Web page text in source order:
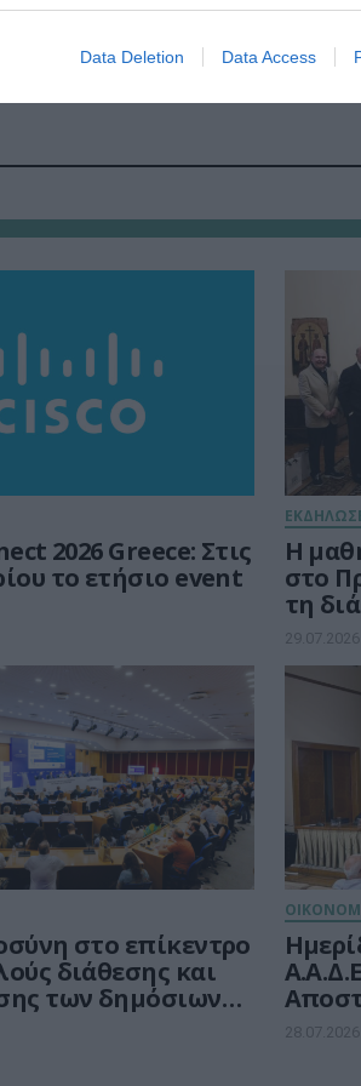
Data Deletion Data Access
2026 Greece: Στις
το ετήσιο event
Η
στο
τη
29.07.2026
στο επίκεντρο
διάθεσης και
των δημόσιων
28.07.2026